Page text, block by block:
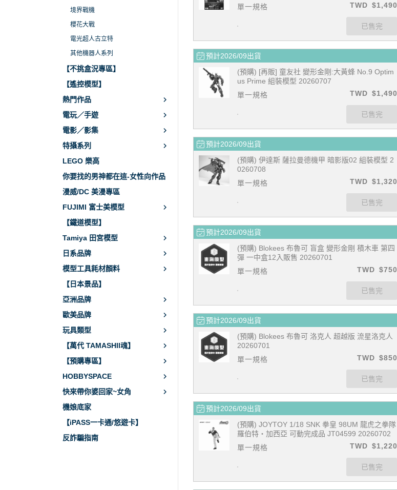
境界戰機
櫻花大戰
電光超人古立特
其他機器人系列
【不挑盒況專區】
【遙控模型】
熱門作品
電玩／手遊
電影／影集
特攝系列
LEGO 樂高
你要找的男神都在這-女性向作品
漫威/DC 美漫專區
FUJIMI 富士美模型
【鐵道模型】
Tamiya 田宮模型
日系品牌
模型工具耗材顏料
【日本景品】
亞洲品牌
歐美品牌
玩具類型
【萬代 TAMASHII魂】
【預購專區】
HOBBYSPACE
快來帶你婆回家~女角
機娘底家
【iPASS一卡通/悠遊卡】
反詐騙指南
單一規格
TWD $1,490
預計2026/09出貨
(預購) [再販] 童友社 變形金剛:大黃蜂 No.9 Optim
us Prime 組裝模型 20260707
單一規格
TWD $1,490
預計2026/09出貨
(預購) 伊達斯 薩拉曼德機甲 暗影版02 組裝模型 2
0260708
單一規格
TWD $1,320
預計2026/09出貨
(預購) Blokees 布魯可 盲盒 變形金剛 積木車 第四
彈 一中盒12入販售 20260701
單一規格
TWD $750
預計2026/09出貨
(預購) Blokees 布魯可 洛克人 超越版 流星洛克人
20260701
單一規格
TWD $850
預計2026/09出貨
(預購) JOYTOY 1/18 SNK 拳皇 98UM 龍虎之拳隊
羅伯特‧加西亞 可動完成品 JT04599 20260702
單一規格
TWD $1,220